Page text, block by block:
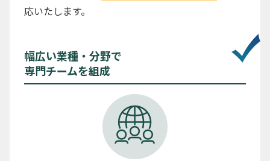
応いたします。
幅広い業種・分野で
専門チームを組成